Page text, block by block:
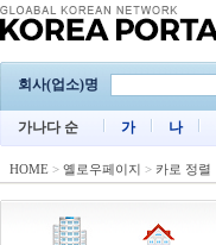
회사(업소)명
가나다 순 가 나
HOME > 옐로우페이지 > 카로 정렬